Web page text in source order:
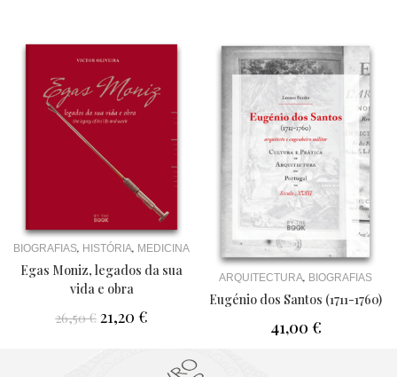
BIOGRAFIAS, HISTÓRIA, MEDICINA
Egas Moniz, legados da sua
vida e obra
26,50€ 21,20 €
ARQUITECTURA, BIOGRAFIAS
Eugénio dos Santos (1711-1760)
41,00 €